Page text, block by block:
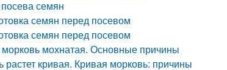
семян
семян перед посевом
семян перед посевом
мохнатая. Основные причины
растет кривая. Кривая морковь: причины